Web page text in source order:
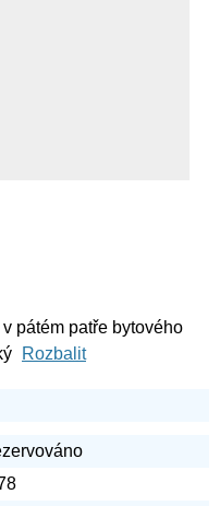
pátém patře bytového
Rozbalit